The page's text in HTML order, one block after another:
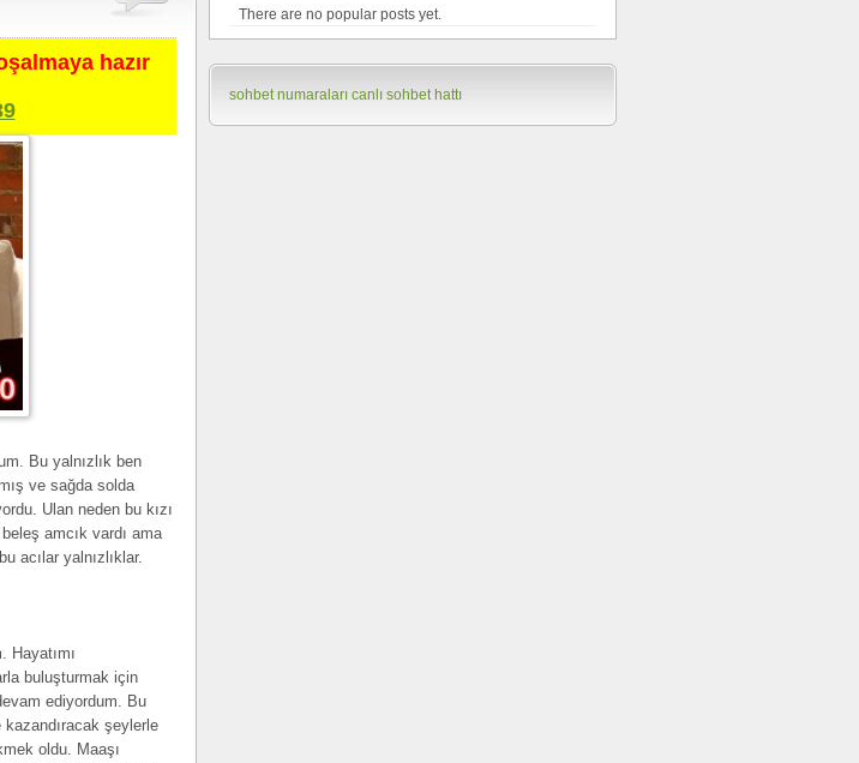
hazır
Bu yalnızlık ben
ve sağda solda
Ulan neden bu kızı
amcık vardı ama
acılar yalnızlıklar.
Hayatımı
buluşturmak için
ediyordum. Bu
kazandıracak şeylerle
oldu. Maaşı
There are no popular posts yet.
sohbet numaraları canlı sohbet hattı